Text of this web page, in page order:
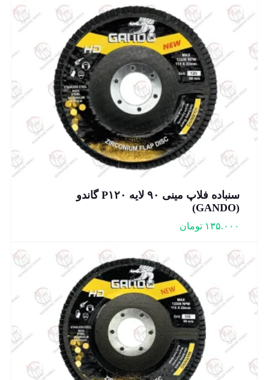
سنباده فلاپ مینی ۹۰ لایه P۱۲۰ گاندو
(GANDO)
۱۳۵.۰۰۰ تومان